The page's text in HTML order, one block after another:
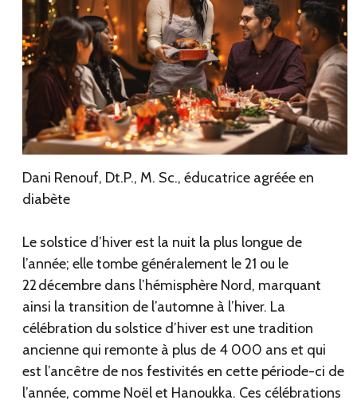
Dani Renouf, Dt.P., M. Sc., éducatrice agréée en
diabète
Le solstice d’hiver est la nuit la plus longue de
l’année; elle tombe généralement le 21 ou le
22 décembre dans l’hémisphère Nord, marquant
ainsi la transition de l’automne à l’hiver. La
célébration du solstice d’hiver est une tradition
ancienne qui remonte à plus de 4 000 ans et qui
est l’ancêtre de nos festivités en cette période-ci de
l’année, comme Noël et Hanoukka. Ces célébrations